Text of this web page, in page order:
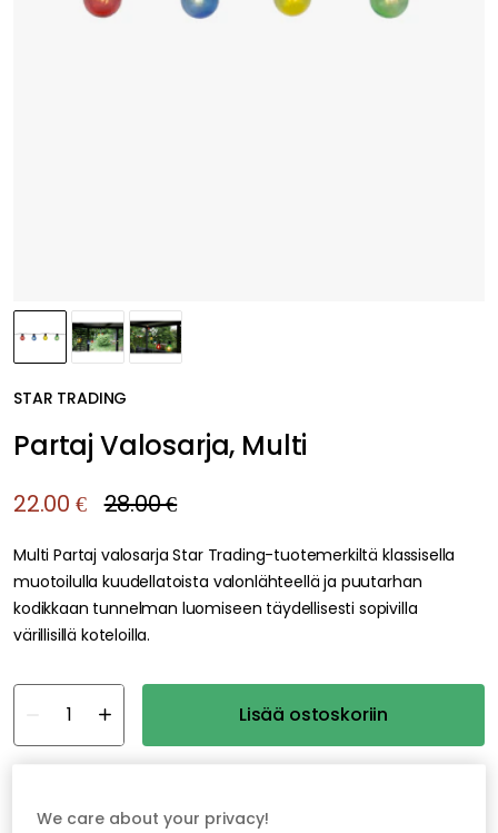
STAR TRADING
Partaj Valosarja, Multi
22.00 € 28.00 €
Multi Partaj valosarja Star Trading-tuotemerkiltä klassisella
muotoilulla kuudellatoista valonlähteellä ja puutarhan
kodikkaan tunnelman luomiseen täydellisesti sopivilla
värillisillä koteloilla.
Lisää ostoskoriin
We care about your privacy!